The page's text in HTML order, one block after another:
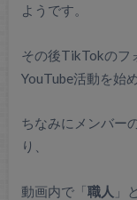
ようです。
その後TikTokのフ
YouTube活動を始
ちなみにメンバー
り、
動画内で「職人 」